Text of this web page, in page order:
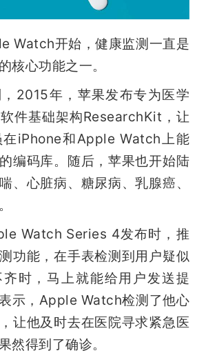
Watch开始，健康监测一直是
核心功能之一。
2015年，苹果发布专为医学
件基础架构ResearchKit，让
在iPhone和Apple Watch上能
编码库。随后，苹果也开始陆
、心脏病、糖尿病、乳腺癌、
Watch Series 4发布时，推
功能，在手表检测到用户疑似
时，马上就能给用户发送提
示，Apple Watch检测了他心
让他及时去在医院寻求紧急医
然得到了确诊。